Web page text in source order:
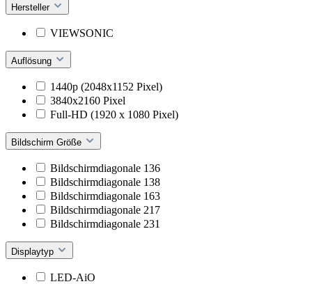
Hersteller
VIEWSONIC
Auflösung
1440p (2048x1152 Pixel)
3840x2160 Pixel
Full-HD (1920 x 1080 Pixel)
Bildschirm Größe
Bildschirmdiagonale 136
Bildschirmdiagonale 138
Bildschirmdiagonale 163
Bildschirmdiagonale 217
Bildschirmdiagonale 231
Displaytyp
LED-AiO